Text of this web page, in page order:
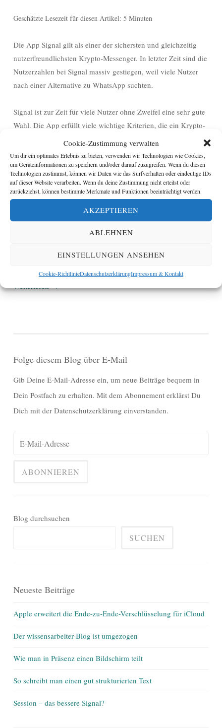
Cookie-Zustimmung verwalten
Um dir ein optimales Erlebnis zu bieten, verwenden wir Technologien wie Cookies,
um Geräteinformationen zu speichern und/oder darauf zuzugreifen. Wenn du diesen
Technologien zustimmst, können wir Daten wie das Surfverhalten oder eindeutige IDs
auf dieser Website verarbeiten. Wenn du deine Zustimmung nicht erteilst oder
zurückziehst, können bestimmte Merkmale und Funktionen beeinträchtigt werden.
AKZEPTIEREN
ABLEHNEN
EINSTELLUNGEN ANSEHEN
Cookie-RichtlinieDatenschutzerklärungImpressum & Kontakt
Geschätzte Lesezeit für diesen Artikel: 5 Minuten
Die App Signal gilt als einer der sichersten und gleichzeitig
nutzerfreundlichsten Krypto-Messenger. In letzter Zeit sind die
Nutzerzahlen bei Signal massiv gestiegen, weil viele Nutzer
nach einer Alternative zu WhatsApp suchten.
Signal ist zur Zeit für viele Nutzer ohne Zweifel eine sehr gute
Wahl. Die App erfüllt viele wichtige Kriterien, die ein Krypto-
Signal…
ist serverseitig und anwendungsseitig vollständig Open-
ist sehr nutzerfreundlich
Audio- und Videoanrufe.
Weiterlesen→
Folge diesem Blog über E-Mail
Gib Deine E-Mail-Adresse ein, um neue Beiträge bequem in
Dein Postfach zu erhalten. Mit dem Abonnement erklärst Du
Dich mit der Datenschutzerklärung einverstanden.
Blog durchsuchen
SUCHEN
Neueste Beiträge
Apple erweitert die Ende-zu-Ende-Verschlüsselung für iCloud
Der wissensarbeiter-Blog ist umgezogen
Wie man in Präsenz einen Bildschirm teilt
So schreibt man einen gut strukturierten Text
Session – das bessere Signal?